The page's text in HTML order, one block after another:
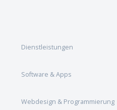
Dienstleistungen
Software & Apps
Webdesign & Programmierung